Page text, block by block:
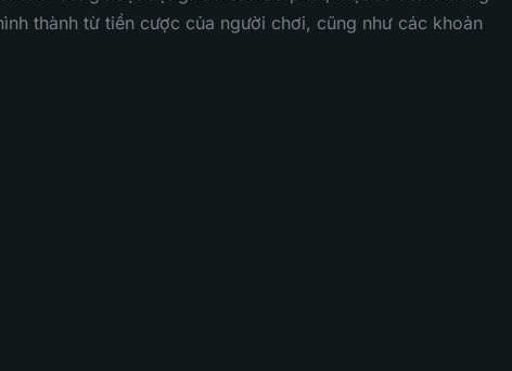
thành từ tiền cược của người chơi, cũng như các khoản